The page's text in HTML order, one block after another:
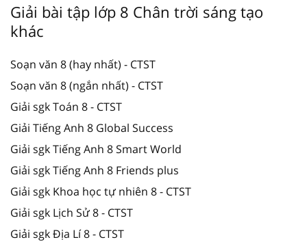
Giải bài tập lớp 8 Chân trời sáng tạo
khác
Soạn văn 8 (hay nhất) - CTST
Soạn văn 8 (ngắn nhất) - CTST
Giải sgk Toán 8 - CTST
Giải Tiếng Anh 8 Global Success
Giải sgk Tiếng Anh 8 Smart World
Giải sgk Tiếng Anh 8 Friends plus
Giải sgk Khoa học tự nhiên 8 - CTST
Giải sgk Lịch Sử 8 - CTST
Giải sgk Địa Lí 8 - CTST